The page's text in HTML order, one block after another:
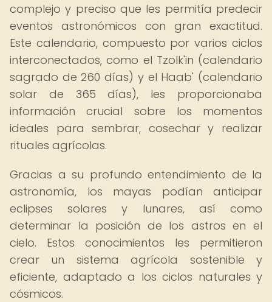
complejo y preciso que les permitía predecir
eventos astronómicos con gran exactitud.
Este calendario, compuesto por varios ciclos
interconectados, como el Tzolk'in (calendario
sagrado de 260 días) y el Haab' (calendario
solar de 365 días), les proporcionaba
información crucial sobre los momentos
ideales para sembrar, cosechar y realizar
rituales agrícolas.
Gracias a su profundo entendimiento de la
astronomía, los mayas podían anticipar
eclipses solares y lunares, así como
determinar la posición de los astros en el
cielo. Estos conocimientos les permitieron
crear un sistema agrícola sostenible y
eficiente, adaptado a los ciclos naturales y
cósmicos.